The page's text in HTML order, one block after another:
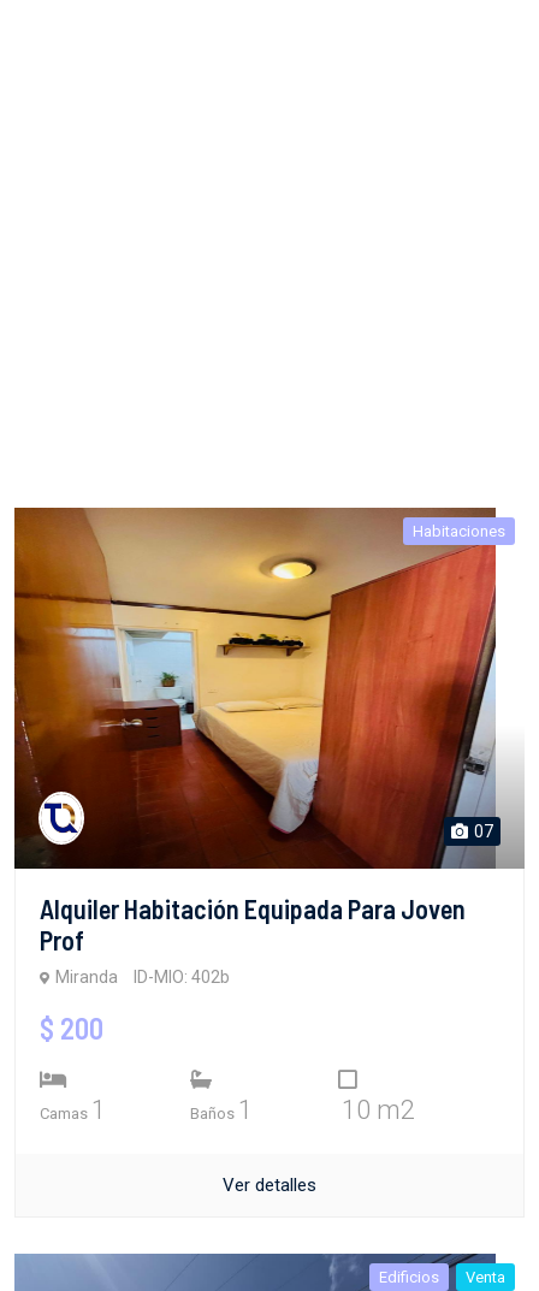
Habitaciones
07
Alquiler Habitación Equipada Para Joven
Prof
Miranda ID-MIO: 402b
$ 200
Camas 1 Baños 1 10 m2
Ver detalles
Edificios Venta